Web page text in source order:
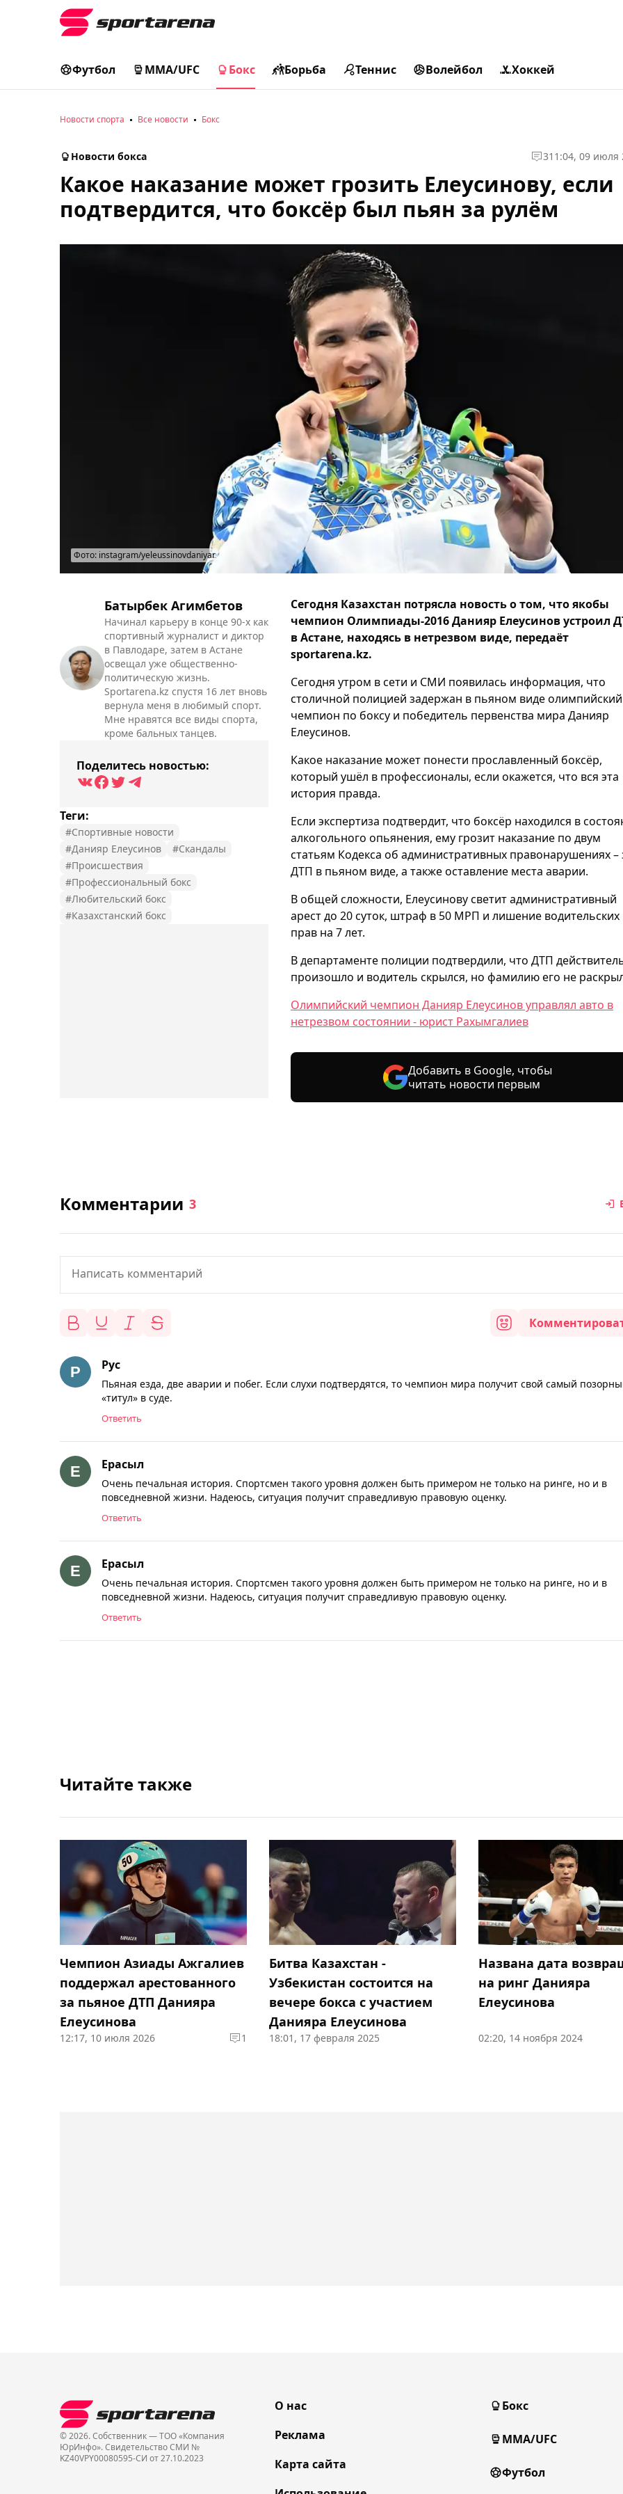
Футбол MMA/UFC Бокс Борьба Теннис Волейбол Хоккей
Новости спорта Все новости Бокс
Новости бокса 311:04, 09 июля
Какое наказание может грозить Елеусинову, если
подтвердится, что боксёр был пьян за рулём
Фото: instagram/yeleussinovdaniyar
Батырбек Агимбетов
Начинал карьеру в конце 90-х как
спортивный журналист и диктор
в Павлодаре, затем в Астане
освещал уже общественно-
политическую жизнь.
Sportarena.kz спустя 16 лет вновь
вернула меня в любимый спорт.
Мне нравятся все виды спорта,
кроме бальных танцев.
Поделитесь новостью:
Теги:
#Спортивные новости
#Данияр Елеусинов
#Скандалы
#Происшествия
#Профессиональный бокс
#Любительский бокс
#Казахстанский бокс
Сегодня Казахстан потрясла новость о том, что якобы
чемпион Олимпиады-2016 Данияр Елеусинов устроил
в Астане, находясь в нетрезвом виде, передаёт
sportarena.kz.
Сегодня утром в сети и СМИ появилась информация, что
столичной полицией задержан в пьяном виде олимпийский
чемпион по боксу и победитель первенства мира Данияр
Елеусинов.
Какое наказание может понести прославленный боксёр,
который ушёл в профессионалы, если окажется, что вся эта
история правда.
Если экспертиза подтвердит, что боксёр находился в
алкогольного опьянения, ему грозит наказание по двум
статьям Кодекса об административных правонарушениях –
ДТП в пьяном виде, а также оставление места аварии.
В общей сложности, Елеусинову светит административный
арест до 20 суток, штраф в 50 МРП и лишение водительских
прав на 7 лет.
В департаменте полиции подтвердили, что ДТП
произошло и водитель скрылся, но фамилию его не
Олимпийский чемпион Данияр Елеусинов управлял авто в
нетрезвом состоянии - юрист Рахымгалиев
Добавить в Google, чтобы
читать новости первым
Комментарии 3
Рус
Пьяная езда, две аварии и побег. Если слухи подтвердятся, то чемпион мира получит свой самый
«титул» в суде.
Ответить
Ерасыл
Очень печальная история. Спортсмен такого уровня должен быть примером не только на ринге, но и в
повседневной жизни. Надеюсь, ситуация получит справедливую правовую оценку.
Ответить
Ерасыл
Очень печальная история. Спортсмен такого уровня должен быть примером не только на ринге, но и в
повседневной жизни. Надеюсь, ситуация получит справедливую правовую оценку.
Ответить
Читайте также
Чемпион Азиады Ажгалиев
поддержал арестованного
за пьяное ДТП Данияра
Елеусинова
12:17, 10 июля 2026 1
Битва Казахстан -
Узбекистан состоится на
вечере бокса с участием
Данияра Елеусинова
18:01, 17 февраля 2025
Названа дата
на ринг Данияра
Елеусинова
02:20, 14 ноября 2024
© 2026. Собственник — ТОО «Компания
ЮрИнфо». Cвидетельство СМИ №
KZ40VPY00080595-СИ от 27.10.2023
О нас
Реклама
Карта сайта
Бокс
MMA/UFC
Футбол